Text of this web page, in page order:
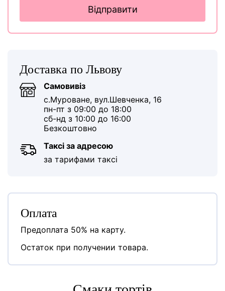
Відправити
Доставка по Львову
Самовивіз
с.Муроване, вул.Шевченка, 16
пн-пт з 09:00 до 18:00
сб-нд з 10:00 до 16:00
Безкоштовно
Таксі за адресою
за тарифами таксі
Оплата
Предоплата 50% на карту.
Остаток при получении товара.